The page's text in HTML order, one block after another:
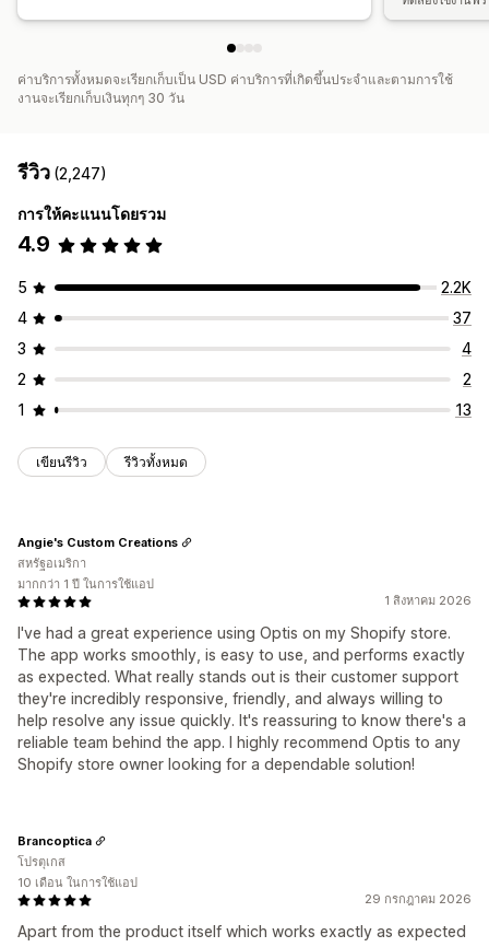
ค่าบริการทั้งหมดจะเรียกเก็บเป็น USD ค่าบริการที่เกิดขึ้นประจำและตามการใช้
งานจะเรียกเก็บเงินทุกๆ 30 วัน
รีวิว (2,247)
การให้คะแนนโดยรวม
4.9
5
2.2K
4
37
3
4
2
2
1
13
เขียนรีวิว รีวิวทั้งหมด
1 สิงหาคม 2026
I've had a great experience using Optis on my Shopify store.
The app works smoothly, is easy to use, and performs exactly
as expected. What really stands out is their customer support
they're incredibly responsive, friendly, and always willing to
help resolve any issue quickly. It's reassuring to know there's a
reliable team behind the app. I highly recommend Optis to any
Shopify store owner looking for a dependable solution!
Angie's Custom Creations
สหรัฐอเมริกา
มากกว่า 1 ปี ในการใช้แอป
29 กรกฎาคม 2026
Apart from the product itself which works exactly as expected
Brancoptica
โปรตุเกส
10 เดือน ในการใช้แอป